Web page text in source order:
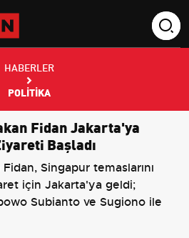
HABERLER
POLITIKA
Fidan Jakarta'ya
Başladı
Singapur temaslarını
için Jakarta'ya geldi;
Subianto ve Sugiono ile